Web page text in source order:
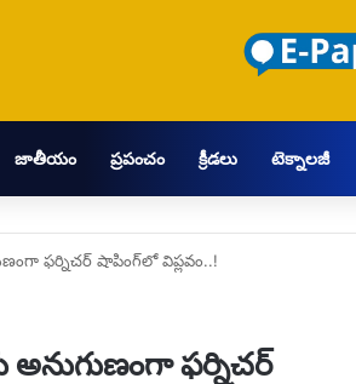
జాతీయం ప్రపంచం క్రీడలు టెక్నాలజీ
ఫర్నిచర్ షాపింగ్‌లో విప్లవం..!
ఫర్నిచర్